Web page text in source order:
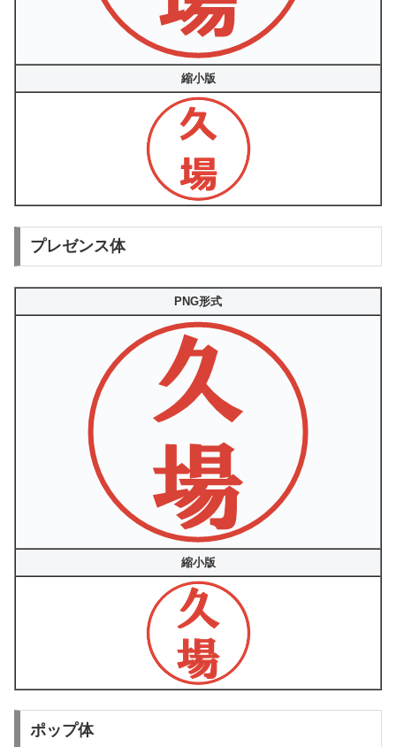
縮小版
プレゼンス体
PNG形式
縮小版
ポップ体